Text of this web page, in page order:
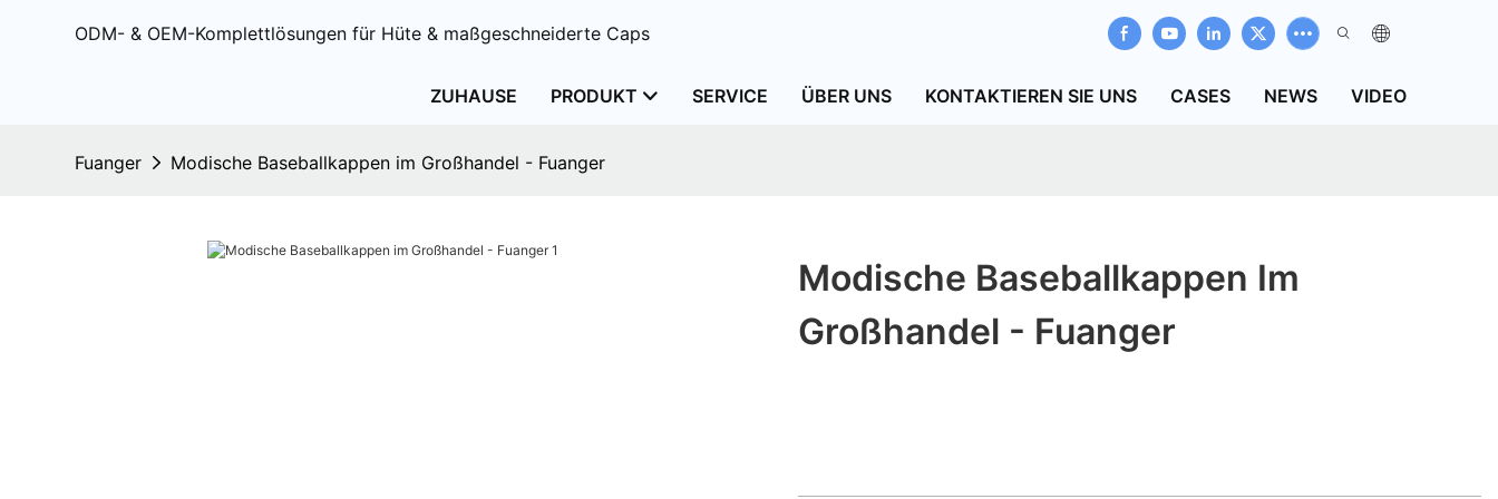
ODM- & OEM-Komplettlösungen für Hüte & maßgeschneiderte Caps
ZUHAUSE PRODUKT SERVICE ÜBER UNS KONTAKTIEREN SIE UNS CASES NEWS VIDEO
Fuanger Modische Baseballkappen im Großhandel - Fuanger
Modische Baseballkappen Im
Großhandel - Fuanger